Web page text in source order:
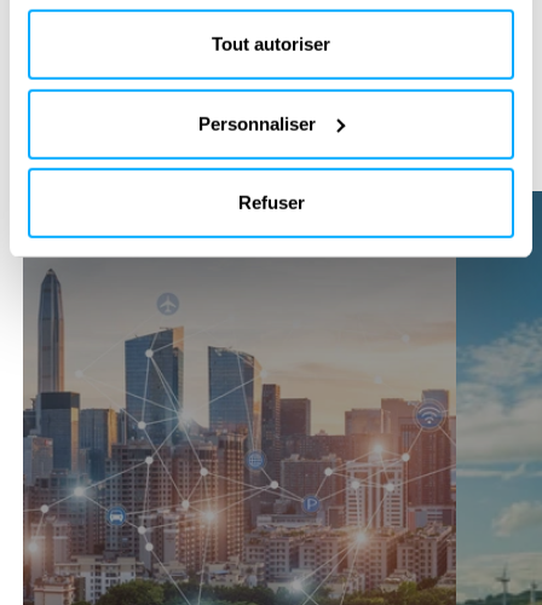
qu'après avoir cliqué sur « Accepter tout ». Pour plus
d'informations, veuillez consulter notre politique en
matière de cookies dans la section « À propos » et au
Tout autoriser
Personnaliser
Refuser
Réinventez votre impactavec nos
solutions digitales
Réinventez votre impactavec nos
solutions digitales
Toutes les solutions numériques